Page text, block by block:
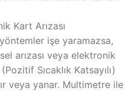
Kart Arızası
işe yaramazsa,
arızası veya elektronik
Sıcaklık Katsayılı)
veya yanar. Multimetre ile